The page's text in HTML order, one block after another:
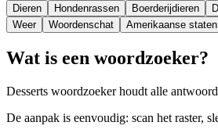
Dieren Hondenrassen Boerderijdieren
Weer
Woordenschat Amerikaanse staten
Wat is een woordzoeker?
Desserts woordzoeker houdt alle
De aanpak is eenvoudig: scan het raster,